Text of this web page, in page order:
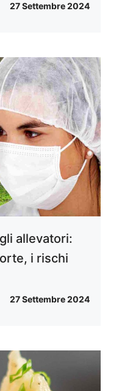
27 Settembre 2024
allevatori:
i rischi
27 Settembre 2024